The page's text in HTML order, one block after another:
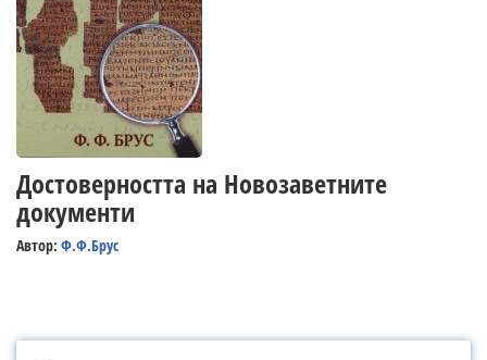
Достоверността на Новозаветните
документи
Автор: Ф.Ф.Брус